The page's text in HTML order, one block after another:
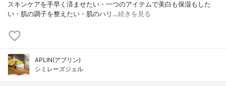
スキンケアを手早く済ませたい・一つのアイテムで美白も保湿もした
い・肌の調子を整えたい・肌のハリ…続きを見る
APLIN(アプリン)
シミレーズジェル